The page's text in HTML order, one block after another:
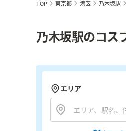
TOP 東京都 港区 乃木坂駅
乃木坂駅のコス
エリア